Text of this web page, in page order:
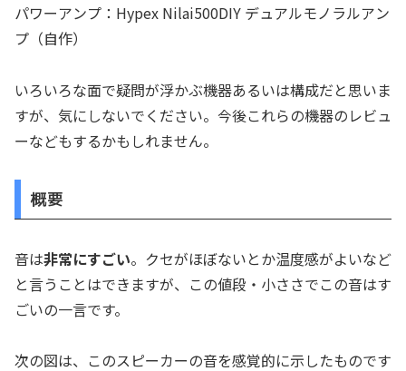
パワーアンプ：Hypex Nilai500DIY デュアルモノラルアン
プ（自作）
いろいろな面で疑問が浮かぶ機器あるいは構成だと思いま
すが、気にしないでください。今後これらの機器のレビュ
ーなどもするかもしれません。
概要
音は非常にすごい。クセがほぼないとか温度感がよいなど
と言うことはできますが、この値段・小ささでこの音はす
ごいの一言です。
次の図は、このスピーカーの音を感覚的に示したものです